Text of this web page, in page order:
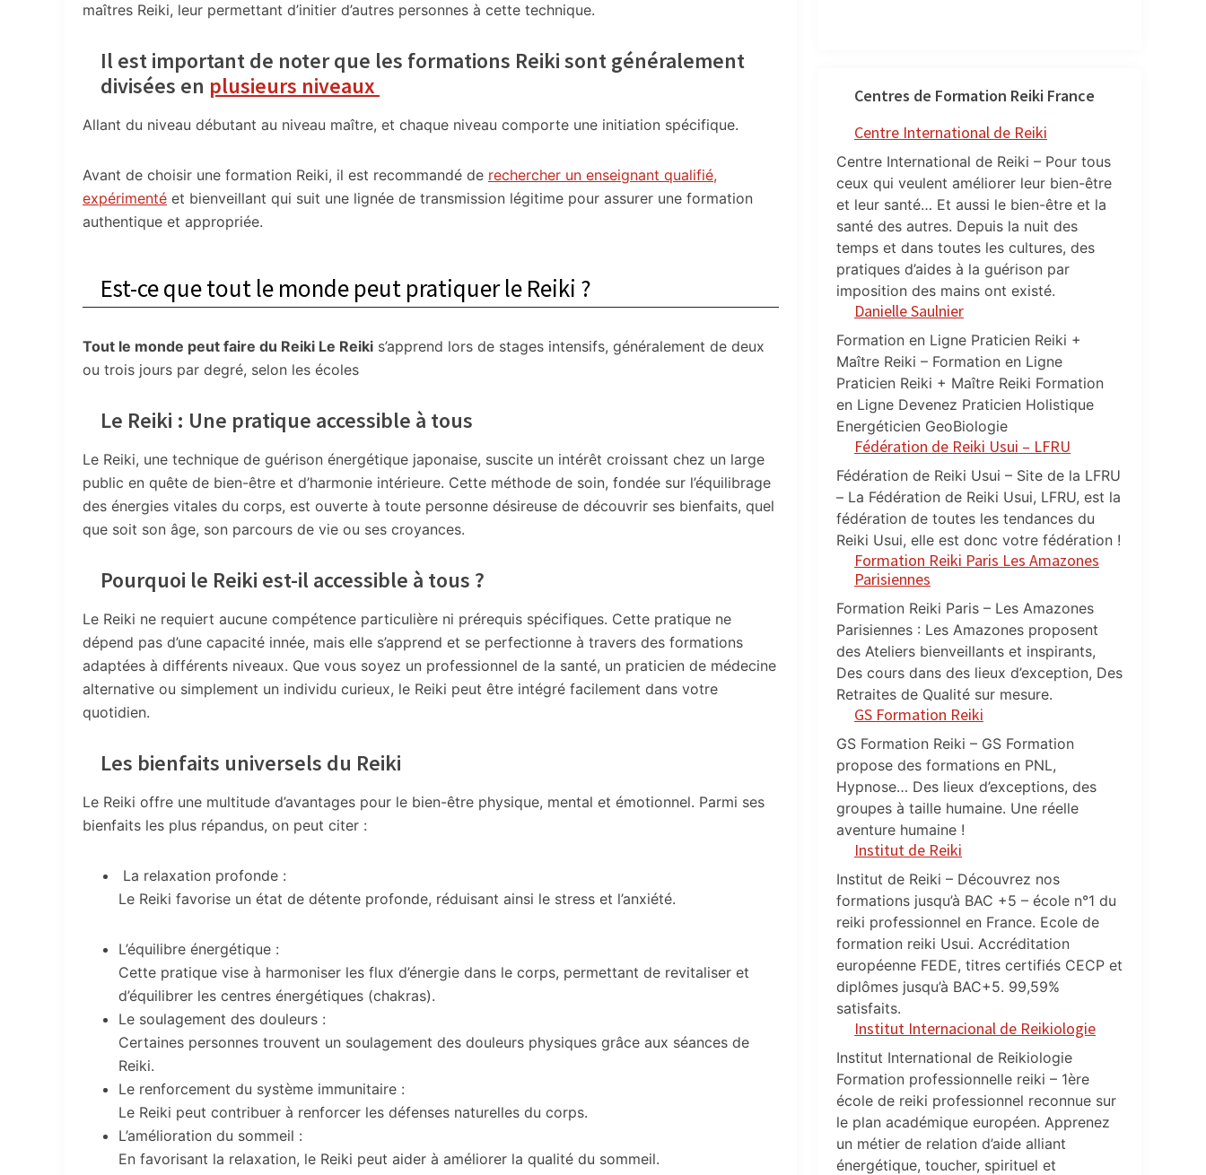
maîtres Reiki, leur permettant d’initier d’autres personnes à cette technique.
Il est important de noter que les formations Reiki sont généralement
divisées en plusieurs niveaux
Allant du niveau débutant au niveau maître, et chaque niveau comporte une initiation spécifique.
Avant de choisir une formation Reiki, il est recommandé de rechercher un enseignant qualifié,
expérimenté et bienveillant qui suit une lignée de transmission légitime pour assurer une formation
authentique et appropriée.
Est-ce que tout le monde peut pratiquer le Reiki ?
Tout le monde peut faire du Reiki Le Reiki s’apprend lors de stages intensifs, généralement de deux
ou trois jours par degré, selon les écoles
Le Reiki : Une pratique accessible à tous
Le Reiki, une technique de guérison énergétique japonaise, suscite un intérêt croissant chez un large
public en quête de bien-être et d’harmonie intérieure. Cette méthode de soin, fondée sur l’équilibrage
des énergies vitales du corps, est ouverte à toute personne désireuse de découvrir ses bienfaits, quel
que soit son âge, son parcours de vie ou ses croyances.
Pourquoi le Reiki est-il accessible à tous ?
Le Reiki ne requiert aucune compétence particulière ni prérequis spécifiques. Cette pratique ne
dépend pas d’une capacité innée, mais elle s’apprend et se perfectionne à travers des formations
adaptées à différents niveaux. Que vous soyez un professionnel de la santé, un praticien de médecine
alternative ou simplement un individu curieux, le Reiki peut être intégré facilement dans votre
quotidien.
Les bienfaits universels du Reiki
Le Reiki offre une multitude d’avantages pour le bien-être physique, mental et émotionnel. Parmi ses
bienfaits les plus répandus, on peut citer :
La relaxation profonde :
Le Reiki favorise un état de détente profonde, réduisant ainsi le stress et l’anxiété.
L’équilibre énergétique :
Cette pratique vise à harmoniser les flux d’énergie dans le corps, permettant de revitaliser et
d’équilibrer les centres énergétiques (chakras).
Le soulagement des douleurs :
Certaines personnes trouvent un soulagement des douleurs physiques grâce aux séances de
Reiki.
Le renforcement du système immunitaire :
Le Reiki peut contribuer à renforcer les défenses naturelles du corps.
L’amélioration du sommeil :
En favorisant la relaxation, le Reiki peut aider à améliorer la qualité du sommeil.
Centres de Formation Reiki France
Centre International de Reiki
Centre International de Reiki – Pour tous
ceux qui veulent améliorer leur bien-être
et leur santé… Et aussi le bien-être et la
santé des autres. Depuis la nuit des
temps et dans toutes les cultures, des
pratiques d’aides à la guérison par
imposition des mains ont existé.
Danielle Saulnier
Formation en Ligne Praticien Reiki +
Maître Reiki – Formation en Ligne
Praticien Reiki + Maître Reiki Formation
en Ligne Devenez Praticien Holistique
Energéticien GeoBiologie
Fédération de Reiki Usui – LFRU
Fédération de Reiki Usui – Site de la LFRU
– La Fédération de Reiki Usui, LFRU, est la
fédération de toutes les tendances du
Reiki Usui, elle est donc votre fédération !
Formation Reiki Paris Les Amazones
Parisiennes
Formation Reiki Paris – Les Amazones
Parisiennes : Les Amazones proposent
des Ateliers bienveillants et inspirants,
Des cours dans des lieux d’exception, Des
Retraites de Qualité sur mesure.
GS Formation Reiki
GS Formation Reiki – GS Formation
propose des formations en PNL,
Hypnose… Des lieux d’exceptions, des
groupes à taille humaine. Une réelle
aventure humaine !
Institut de Reiki
Institut de Reiki – Découvrez nos
formations jusqu’à BAC +5 – école n°1 du
reiki professionnel en France. Ecole de
formation reiki Usui. Accréditation
européenne FEDE, titres certifiés CECP et
diplômes jusqu’à BAC+5. 99,59%
satisfaits.
Institut Internacional de Reikiologie
Institut International de Reikiologie
Formation professionnelle reiki – 1ère
école de reiki professionnel reconnue sur
le plan académique européen. Apprenez
un métier de relation d’aide alliant
énergétique, toucher, spirituel et